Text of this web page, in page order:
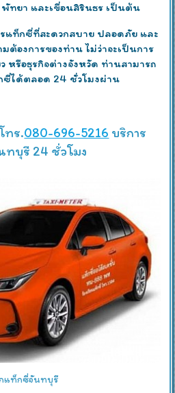
ทยา และเขื่อนสิรินธร เป็นต้น
แท็กซี่ที่สะดวกสบาย ปลอดภัย และ
ต้องการของท่าน ไม่ว่าจะเป็นการ
หรือธุรกิจต่างจังหวัด ท่านสามารถ
ซี่ได้ตลอด 24 ชั่วโมงผ่าน
ทร.080-696-5216 บริการ
บุรี 24 ชั่วโมง
แท็กซี่จันทบุรี